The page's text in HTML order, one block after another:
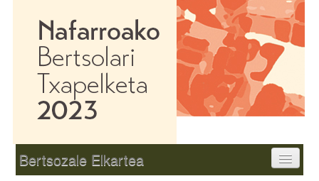
aurreratua…
Bertsozale Elkartea